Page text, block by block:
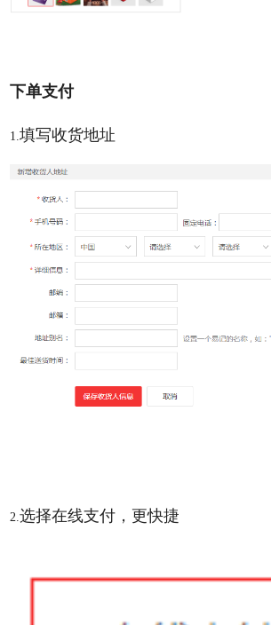
下单支付
1. 填写收货地址
2. 选择在线支付，更快捷